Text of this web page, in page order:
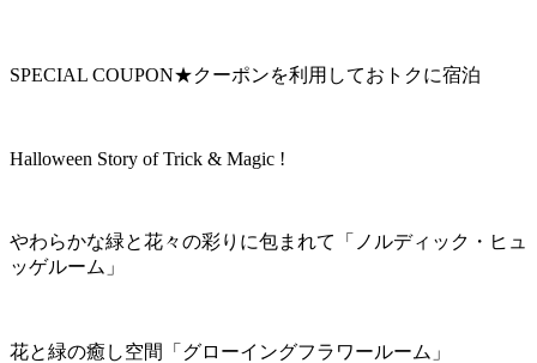
SPECIAL COUPON★クーポンを利用しておトクに宿泊
Halloween Story of Trick & Magic !
やわらかな緑と花々の彩りに包まれて「ノルディック・ヒュ
ッゲルーム」
花と緑の癒し空間「グローイングフラワールーム」